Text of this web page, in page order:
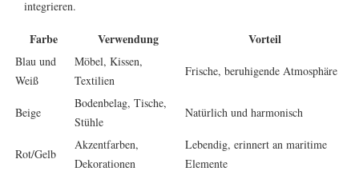
integrieren.
Farbe Verwendung Vorteil
Blau und
Weiß
Möbel, Kissen,
Textilien
Frische, beruhigende Atmosphäre
Beige
Bodenbelag, Tische,
Stühle
Natürlich und harmonisch
Rot/Gelb
Akzentfarben,
Dekorationen
Lebendig, erinnert an maritime
Elemente